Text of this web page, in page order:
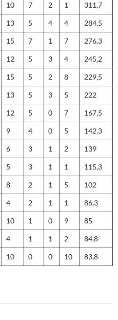
10 7 2 1 311,7
13 5 4 4 284,5
15 7 1 7 276,3
12 5 3 4 245,2
15 5 2 8 229,5
13 5 3 5 222
12 5 0 7 167,5
9 4 0 5 142,3
6 3 1 2 139
5 3 1 1 115,3
8 2 1 5 102
4 2 1 1 86,3
10 1 0 9 85
4 1 1 2 84,8
10 0 0 10 83,8